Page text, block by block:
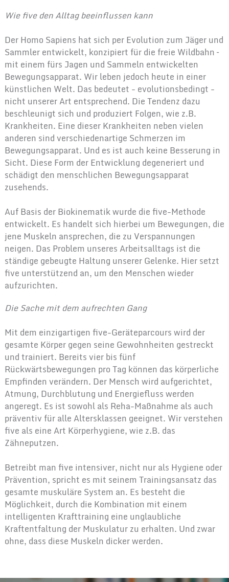
Wie five den Alltag beeinflussen kann
Der Homo Sapiens hat sich per Evolution zum Jäger und
Sammler entwickelt, konzipiert für die freie Wildbahn –
mit einem fürs Jagen und Sammeln entwickelten
Bewegungsapparat. Wir leben jedoch heute in einer
künstlichen Welt. Das bedeutet - evolutionsbedingt -
nicht unserer Art entsprechend. Die Tendenz dazu
beschleunigt sich und produziert Folgen, wie z.B.
Krankheiten. Eine dieser Krankheiten neben vielen
anderen sind verschiedenartige Schmerzen im
Bewegungsapparat. Und es ist auch keine Besserung in
Sicht. Diese Form der Entwicklung degeneriert und
schädigt den menschlichen Bewegungsapparat
zusehends.
Auf Basis der Biokinematikwurde die five-Methode
entwickelt. Es handelt sich hierbei um Bewegungen, die
jene Muskeln ansprechen, die zu Verspannungen
neigen. Das Problem unseres Arbeitsalltags ist die
ständige gebeugte Haltung unserer Gelenke. Hier setzt
five unterstützend an, um den Menschen wieder
aufzurichten.
Die Sache mit dem aufrechten Gang
Mit dem einzigartigen five-Geräteparcours wird der
gesamte Körper gegen seine Gewohnheiten gestreckt
und trainiert. Bereits vier bis fünf
Rückwärtsbewegungen pro Tag können das körperliche
Empfinden verändern. Der Mensch wird aufgerichtet,
Atmung, Durchblutung und Energiefluss werden
angeregt. Es ist sowohl als Reha-Maßnahme als auch
präventiv für alle Altersklassen geeignet. Wir verstehen
five als eine Art Körperhygiene, wie z.B. das
Zähneputzen.
Betreibt man five intensiver, nicht nur als Hygiene oder
Prävention, spricht es mit seinem Trainingsansatz das
gesamte muskuläre System an. Es besteht die
Möglichkeit, durch die Kombination mit einem
intelligenten Krafttraining eine unglaubliche
Kraftentfaltung der Muskulatur zu erhalten. Und zwar
ohne, dass diese Muskeln dicker werden.